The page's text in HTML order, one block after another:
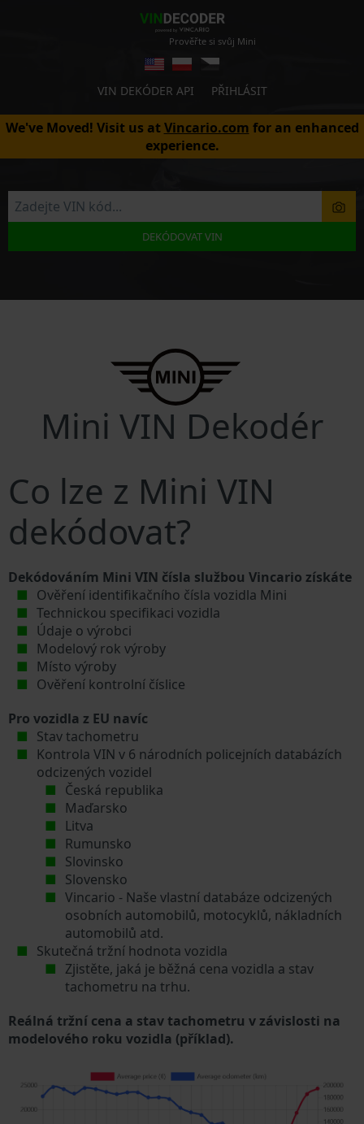
Prověřte si svůj Mini
VIN DEKÓDER API PŘIHLÁSIT
We've Moved! Visit us atVincario.com for an enhanced
experience.
DEKÓDOVAT VIN
Mini VIN Dekodér
Co lze z Mini VIN
dekódovat?
Dekódováním Mini VIN čísla službou Vincario získáte
Ověření identifikačního čísla vozidla Mini
Technickou specifikaci vozidla
Údaje o výrobci
Modelový rok výroby
Místo výroby
Ověření kontrolní číslice
Pro vozidla z EU navíc
Stav tachometru
Kontrola VIN v 6 národních policejních databázích
odcizených vozidel
Česká republika
Maďarsko
Litva
Rumunsko
Slovinsko
Slovensko
Vincario - Naše vlastní databáze odcizených
osobních automobilů, motocyklů, nákladních
automobilů atd.
Skutečná tržní hodnota vozidla
Zjistěte, jaká je běžná cena vozidla a stav
tachometru na trhu.
Reálná tržní cena a stav tachometru v závislosti na
modelového roku vozidla (příklad).